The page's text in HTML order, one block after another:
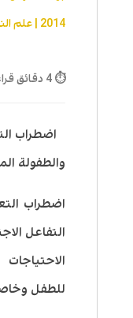
2014 علم
⏱ 4 دقائق قراءة
اضطراب
والطفولة
اضطراب
التفاعل
للطفل